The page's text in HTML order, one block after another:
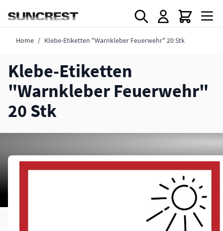
Home / Klebe-Etiketten "Warnkleber Feuerwehr" 20 Stk
Klebe-Etiketten
"Warnkleber Feuerwehr"
20 Stk